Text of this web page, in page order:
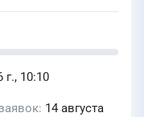
г., 10:10
14 августа